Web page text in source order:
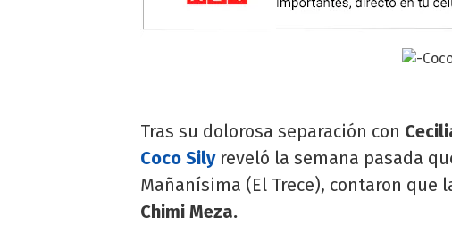
Tras su dolorosa separación con
Coco Silyreveló la semana pasada
Mañanísima (El Trece), contaron que
Chimi Meza.